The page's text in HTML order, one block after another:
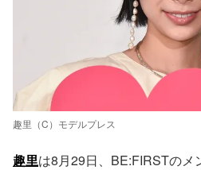
趣里（C）モデルプレス
趣里は8月29日、BE:FIRSTのメ